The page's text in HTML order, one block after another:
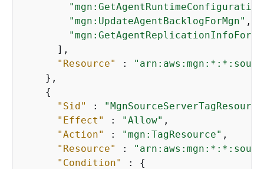
"mgn:UpdateAgentBacklogForMgn" ,
      ],
"Resource"
:
    },
{
"Sid"
:
"Effect"
: "Allow" ,
"Action"
: "mgn:TagResource" ,
"Resource"
:
"Condition"
: {